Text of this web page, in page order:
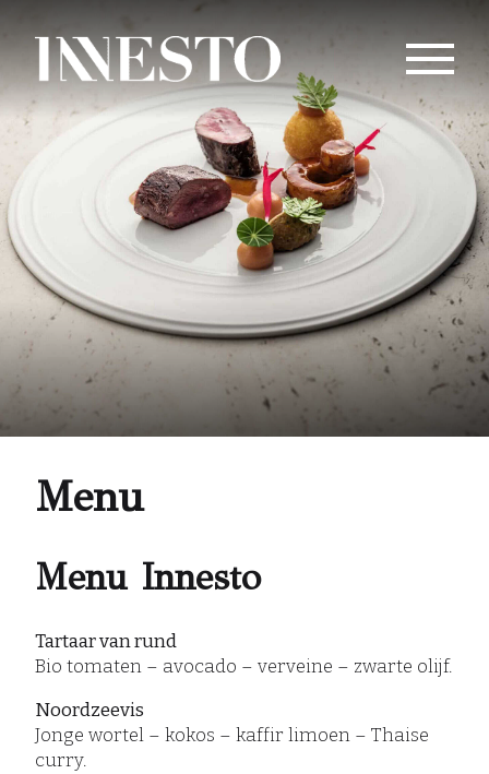
Menu
Menu Innesto
Tartaar van rund
Bio tomaten – avocado – verveine – zwarte olijf.
Noordzeevis
Jonge wortel – kokos – kaffir limoen – Thaise
curry.